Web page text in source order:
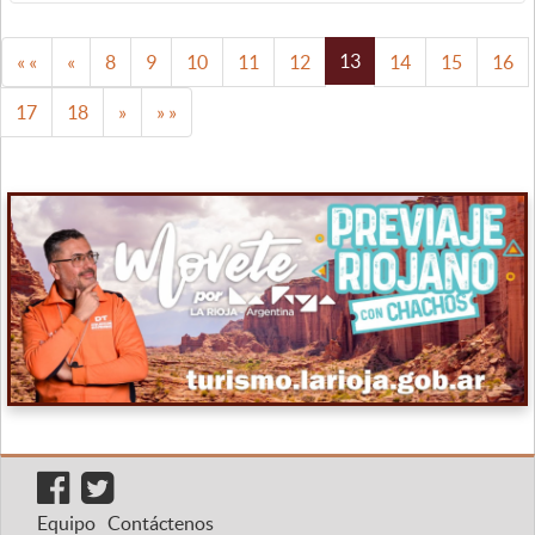
« « « 8 9 10 11 12 13 14 15 16
17 18 » » »
Equipo Contáctenos